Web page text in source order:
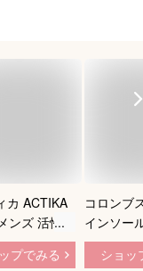
カ ACTIKA
ンズ 活性炭
ル 中敷き
通気性 消
プでみる
コロンブ
インソー
カカトク
き 男性 LL
ショッ